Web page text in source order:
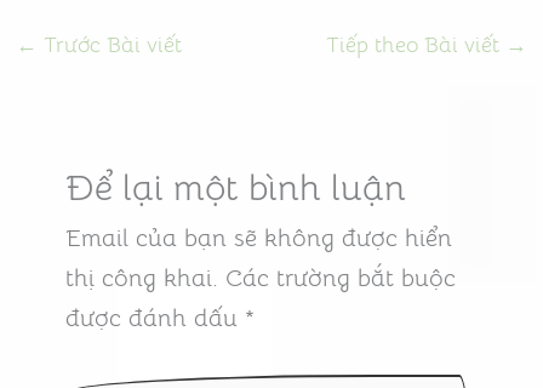
← Trước Bài viết Tiếp theo Bài viết →
Để lại một bình luận
Email của bạn sẽ không được hiển
thị công khai. Các trường bắt buộc
được đánh dấu *